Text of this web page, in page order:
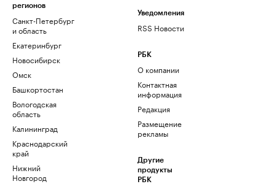
регионов
Санкт-Петербург
и область
Екатеринбург
Новосибирск
Омск
Башкортостан
Вологодская
область
Калининград
Краснодарский
край
Нижний
Новгород
Уведомления
RSS Новости
РБК
О компании
Контактная
информация
Редакция
Размещение
рекламы
Другие
продукты
РБК